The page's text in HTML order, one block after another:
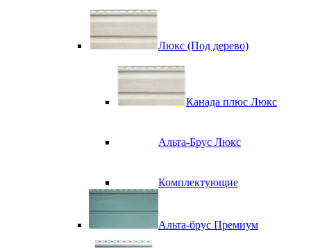
Люкс (Под дерево)
Канада плюс Люкс
Альта-Брус Люкс
Комплектующие
Альта-брус Премиум